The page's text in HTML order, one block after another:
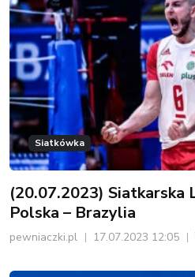
Siatkówka
(20.07.2023) Siatkarska
Polska – Brazylia
pewniaczki.pl 17.07.2023 12:05